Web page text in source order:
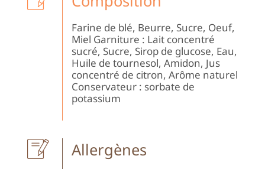
Farine de blé, Beurre, Sucre, Oeuf,
Miel Garniture : Lait concentré
sucré, Sucre, Sirop de glucose, Eau,
Huile de tournesol, Amidon, Jus
concentré de citron, Arôme naturel
Conservateur : sorbate de
potassium
Allergènes